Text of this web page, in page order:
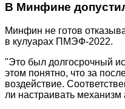
В Минфине
Минфин не готов
в кулуарах ПМЭФ-2022.
"Это был долгосрочный
этом понятно, что за
воздействие.
ли настраивать